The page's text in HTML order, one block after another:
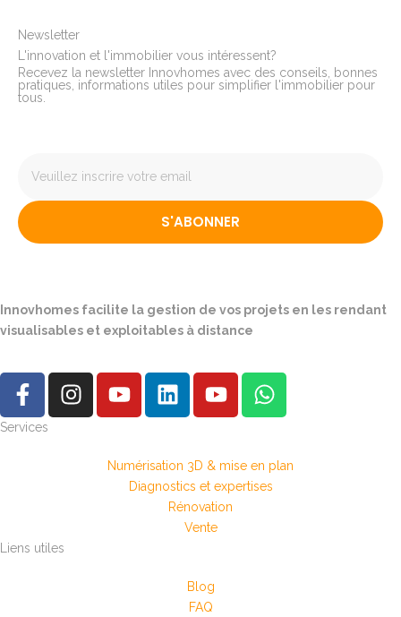
Newsletter
L'innovation et l'immobilier vous intéressent?
Recevez la newsletter Innovhomes avec des conseils, bonnes
pratiques, informations utiles pour simplifier l'immobilier pour
tous.
S'ABONNER
Innovhomes facilite la gestion de vos projets en les rendant
visualisables et exploitables à distance
Services
Numérisation 3D & mise en plan
Diagnostics et expertises
Rénovation
Vente
Liens utiles
Blog
FAQ